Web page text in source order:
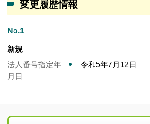
変更履歴情報
No.1
新規
法人番号指定年
月日
令和5年7月12日